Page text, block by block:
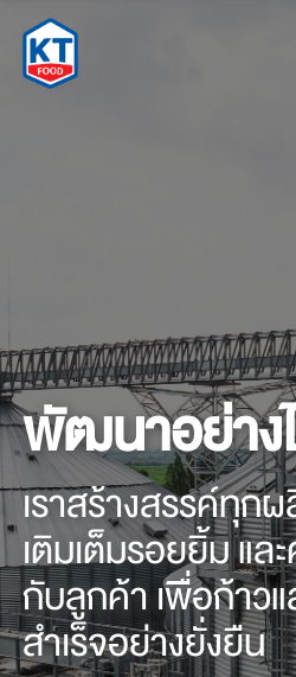
พัฒนาอย่าง
เราสร้างสรรค์ทุ
เติมเต็มรอยยิ้ม แล
กับลูกค้า เพื่อก้าวแ
สำเร็จอย่างยั่งยืน